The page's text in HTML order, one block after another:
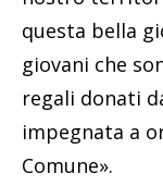
questa bella
giovani che
regali donati
impegnata a
Comune».